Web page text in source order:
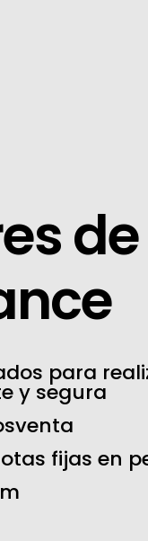
de
para
y segura
fijas en